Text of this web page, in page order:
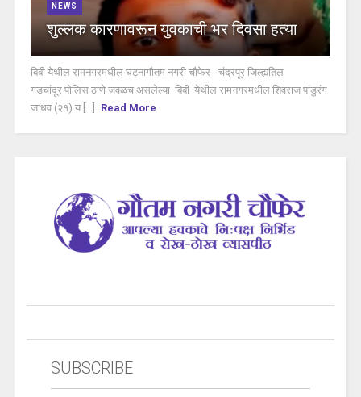
NEWS
शुल्लक कारणावरून युवकाची भर दिवसा हत्या
बिबी येथील रामनगरमधील घटनागौतम नगरी चौफेर - चंद्रपूर जिल्ह्यतिल
गडचांदूर पोलिस ठाणे जवळच असलेल्या बिबी येथील रामनगरमधील शिवराज पांडुरंग
जाधव (२१) य [...]
Read More
SUBSCRIBE